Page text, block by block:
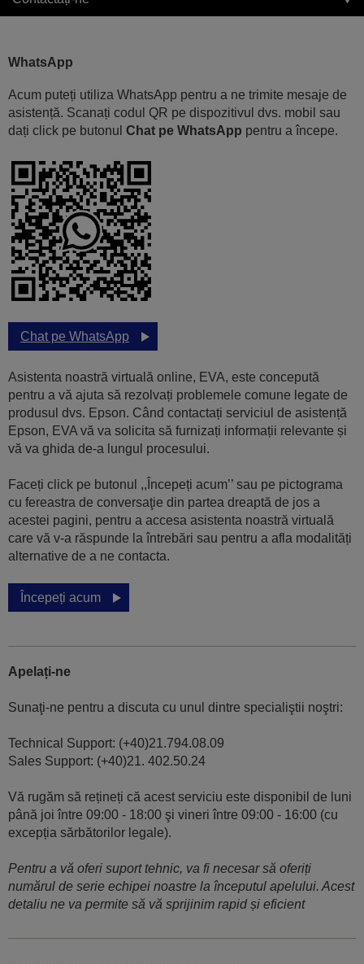
WhatsApp
Acum puteți utiliza WhatsApp pentru a ne trimite mesaje de
asistență. Scanați codul QR pe dispozitivul dvs. mobil sau
dați click pe butonul Chat pe WhatsApp pentru a începe.
Chat pe WhatsApp
Asistenta noastră virtuală online, EVA, este concepută
pentru a vă ajuta să rezolvați problemele comune legate de
produsul dvs. Epson. Când contactați serviciul de asistență
Epson, EVA vă va solicita să furnizați informații relevante și
vă va ghida de-a lungul procesului.
Faceți click pe butonul ,,Începeți acum’’ sau pe pictograma
cu fereastra de conversaţie din partea dreaptă de jos a
acestei pagini, pentru a accesa asistenta noastră virtuală
care vă v-a răspunde la întrebări sau pentru a afla modalități
alternative de a ne contacta.
Începeți acum
Apelați-ne
Sunaţi-ne pentru a discuta cu unul dintre specialiştii noştri:
Technical Support: (+40)21.794.08.09
Sales Support: (+40)21. 402.50.24
Vă rugăm să rețineți că acest serviciu este disponibil de luni
până joi între 09:00 - 18:00 şi vineri între 09:00 - 16:00 (cu
excepția sărbătorilor legale).
Pentru a vă oferi suport tehnic, va fi necesar să oferiți
numărul de serie echipei noastre la începutul apelului. Acest
detaliu ne va permite să vă sprijinim rapid și eficient